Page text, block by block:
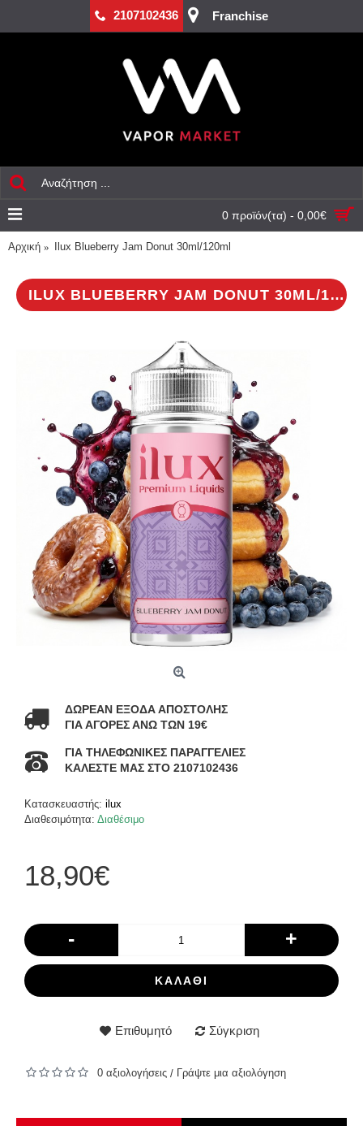
2107102436 Franchise
0 προϊόν(τα) - 0,00€
Αρχική Ilux Blueberry Jam Donut 30ml/120ml
ILUX BLUEBERRY JAM DONUT 30ML/120ML
ΔΩΡΕΑΝ ΕΞΟΔΑ ΑΠΟΣΤΟΛΗΣ
ΓΙΑ ΑΓΟΡΕΣ ΑΝΩ ΤΩΝ 19€
ΓΙΑ ΤΗΛΕΦΩΝΙΚΕΣ ΠΑΡΑΓΓΕΛΙΕΣ
ΚΑΛΕΣΤΕ ΜΑΣ ΣΤΟ 2107102436
Κατασκευαστής: ilux
Διαθεσιμότητα: Διαθέσιμο
18,90€
- +
ΚΑΛΆΘΙ
Επιθυμητό Σύγκριση
0 αξιολογήσεις / Γράψτε μια αξιολόγηση